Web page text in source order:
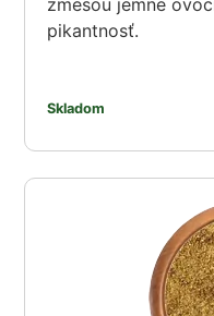
pikantnosť.
Skladom